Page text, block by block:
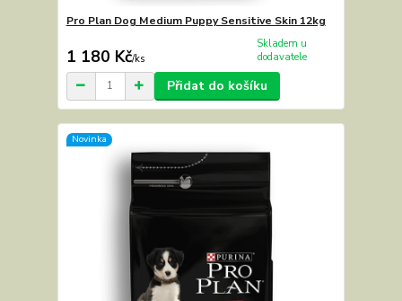
Pro Plan Dog Medium Puppy Sensitive Skin 12kg
1 180 Kč/ks
Skladem u
dodavatele
Přidat do košíku
Novinka